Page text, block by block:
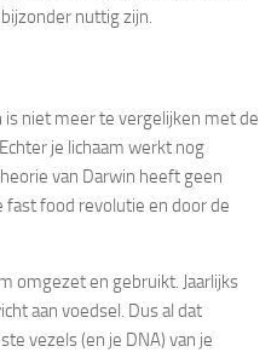
nuttig zijn.
niet meer te vergelijken met de
je lichaam werkt nog
van Darwin heeft geen
fast food revolutie en door de
omgezet en gebruikt. Jaarlijks
aan voedsel. Dus al dat
vezels (en je DNA) van je